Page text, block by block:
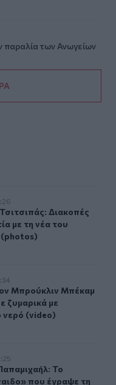
παραλία των Ανωγείων
στην Ελβετία με τη νέα
Διακοπές
Διακοπές
με τη νέα του
που έβρασε ζυμαρικά
Μπρούκλιν Μπέκαμ
Μπρούκλιν Μπέκαμ
ζυμαρικά με
νερό (video)
που έγραψε
Το
Το
που έγραψε τη